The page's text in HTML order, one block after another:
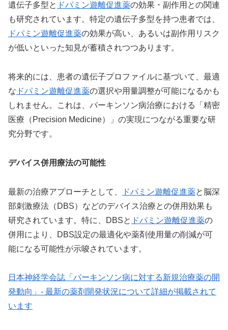
遺伝子多型と ドパミン遊離促進薬の効果・副作用との関連
も研究されています。特定の遺伝子多型を持つ患者では、
ドパミン遊離促進薬の効果が高い、あるいは副作用リスク
が低いといった知見が蓄積されつつあります。
将来的には、患者の遺伝子プロファイルに基づいて、最適
な ドパミン遊離促進薬の選択や用量調整が可能になるかも
しれません。これは、パーキンソン病治療における「精密
医療（Precision Medicine）」の実現につながる重要な研
究分野です。
デバイス併用療法の可能性
最新の治療アプローチとして、 ドパミン遊離促進薬と脳深
部刺激療法（DBS）などのデバイス治療との併用効果も
研究されています。特に、DBSと ドパミン遊離促進薬の
併用により、DBS設定の最適化や薬剤使用量の削減が可
能になる可能性が示唆されています。
日本神経学会誌「パーキンソン病に対する新規治療薬の開
発動向」- 最新の薬剤開発状況について詳細が掲載されて
います